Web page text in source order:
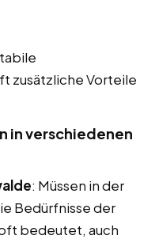
zusätzliche Vorteile
in verschiedenen
: Müssen in der
Bedürfnisse der
bedeutet, auch